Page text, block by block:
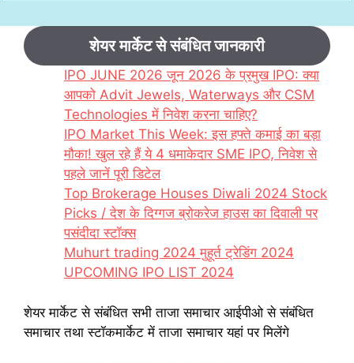
शेयर मार्केट से संबंधित जानकारी
IPO JUNE 2026 जून 2026 के प्रमुख IPO: क्या
आपको Advit Jewels, Waterways और CSM
Technologies में निवेश करना चाहिए?
IPO Market This Week: इस हफ्ते कमाई का बड़ा
मौका! खुल रहे हैं ये 4 धमाकेदार SME IPO, निवेश से
पहले जानें पूरी डिटेल
Top Brokerage Houses Diwali 2024 Stock
Picks / देश के दिग्गज ब्रोकरेज हाउस का दिवाली पर
पसंदीदा स्टॉक्स
Muhurt trading 2024 मुहूर्त ट्रेडिंग 2024
UPCOMING IPO LIST 2024
शेयर मार्केट से संबंधित सभी ताजा समाचार आईपीओ से संबंधित
समाचार तथा स्टॉकमार्केट में ताजा समाचार यहां पर मिलेंगे